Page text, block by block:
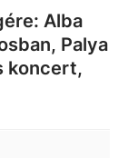
Alba
Palya
koncert,